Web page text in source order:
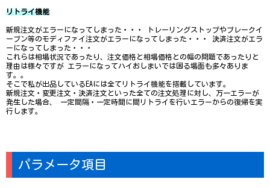
リトライ機能
新規注文がエラーになってしまった・・・ トレーリングストップやブレークイ
ーブン等のモディファイ注文がエラーになってしまった・・・ 決済注文がエラ
ーになってしまった・・・
これらは相場状況であったり、注文価格と相場価格との幅の問題であったりと
理由は様々ですが エラーになってハイおしまいでは困る場面も多々ありま
す。。
そこで私が出品しているEAには全てリトライ機能を搭載しています。
新規注文・変更注文・決済注文といった全ての注文処理に対し、万一エラーが
発生した場合、 一定間隔・一定時間に間リトライを行いエラーからの復帰を実
行します。
パラメータ項目